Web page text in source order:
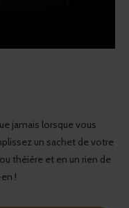
jamais lorsque vous
un sachet de votre
théière et en un rien de
!